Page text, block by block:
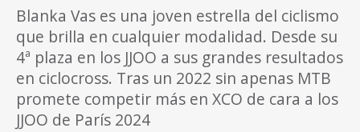
Blanka Vas es una joven estrella del ciclismo
que brilla en cualquier modalidad. Desde su
4ª plaza en los JJOO a sus grandes resultados
en ciclocross. Tras un 2022 sin apenas MTB
promete competir más en XCO de cara a los
JJOO de París 2024